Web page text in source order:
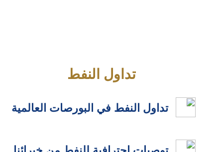
تداول النفط
تداول النفط في البورصات العالمية